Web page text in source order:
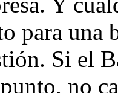
para una
Si el
no